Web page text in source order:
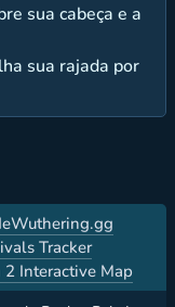
sua cabeça e a
sua rajada por
Wuthering.gg
Tracker
2 Interactive Map